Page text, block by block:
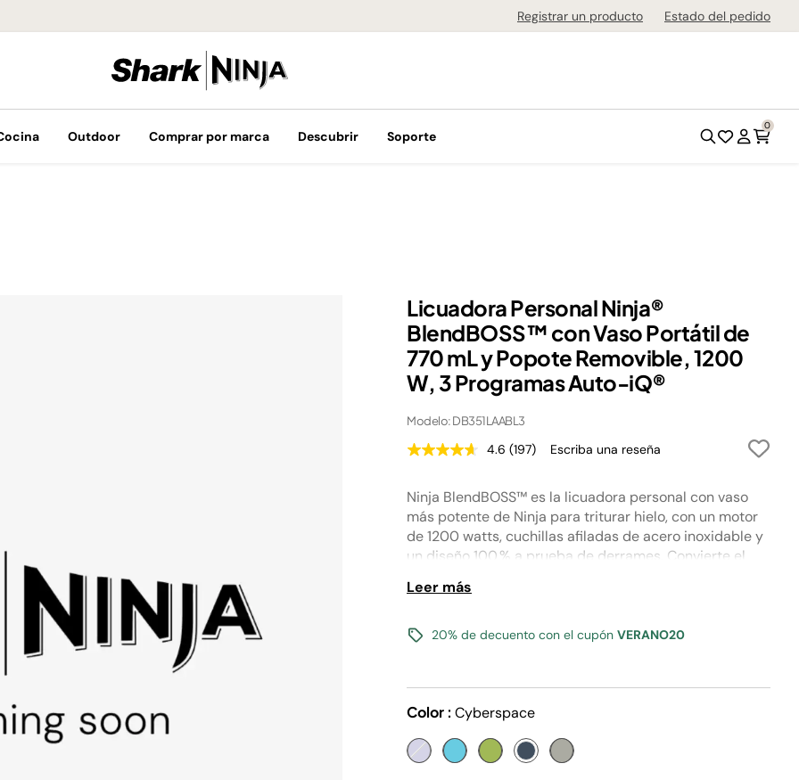
Registrar un producto Estado del pedido
Outdoor Comprar por marca Descubrir Soporte
0
Licuadora Personal Ninja®
BlendBOSS™ con Vaso Portátil de
770 mL y Popote Removible, 1200
W, 3 Programas Auto-iQ®
Modelo: DB351LAABL3
4.6 Lea
Enlace
en
la
misma
página.
(197) Escriba una reseña
Ninja BlendBOSS™ es la licuadora personal con vaso
más potente de Ninja para triturar hielo, con un motor
de 1200 watts, cuchillas afiladas de acero inoxidable y
un diseño 100 % a prueba de derrames. Convierte el
Leer más
20% de decuento con el cupón VERANO20
Color : Cyberspace